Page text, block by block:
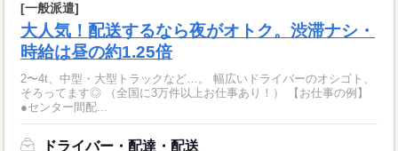
[一般派遣]
大人気！配送するなら夜がオトク。渋滞ナシ・
時給は昼の約1.25倍
2〜4t、中型・大型トラックなど…。 幅広いドライバーのオシゴト、
そろってます◎ （全国に3万件以上お仕事あり！） 【お仕事の例】
●センター間配...
ドライバー・配達・配送